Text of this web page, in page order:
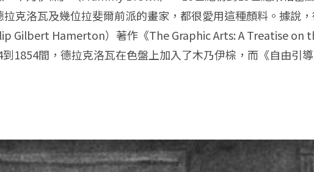
克洛瓦及幾位拉斐爾前派的畫家，都很愛用這種顏料。據說
Gilbert Hamerton）著作《The Graphic Arts: A Treatise on
1854間，德拉克洛瓦在色盤上加入了木乃伊棕，而《自由引